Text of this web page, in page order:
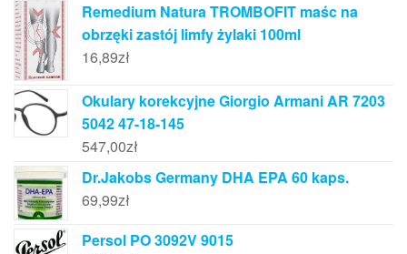
Remedium Natura TROMBOFIT maśc na
obrzęki zastój limfy żylaki 100ml
16,89zł
Okulary korekcyjne Giorgio Armani AR 7203
5042 47-18-145
547,00zł
Dr.Jakobs Germany DHA EPA 60 kaps.
69,99zł
Persol PO 3092V 9015